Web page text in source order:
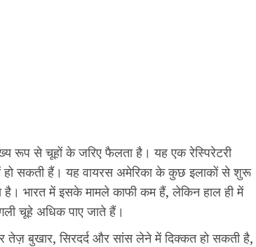
रूप से चूहों के जरिए फैलता है। यह एक रेस्पिरेटरी
हो सकती हैं। यह वायरस अमेरिका के कुछ इलाकों से शुरू
भारत में इसके मामले काफी कम हैं, लेकिन हाल ही में
चूहे अधिक पाए जाते हैं।
तेज़ बुखार, सिरदर्द और सांस लेने में दिक्कत हो सकती है,